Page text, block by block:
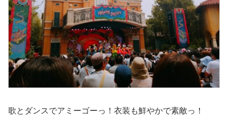
歌とダンスでアミーゴーっ！衣装も鮮やかで素敵っ！